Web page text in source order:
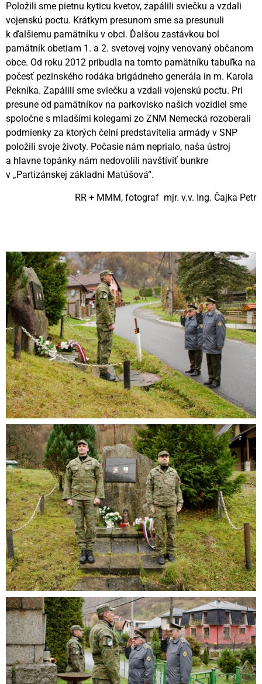
Položili sme pietnu kyticu kvetov, zapálili sviečku a vzdali
vojenskú poctu. Krátkym presunom sme sa presunuli
k ďalšiemu pamätníku v obci. Ďalšou zastávkou bol
pamätník obetiam 1. a 2. svetovej vojny venovaný občanom
obce. Od roku 2012 pribudla na tomto pamätníku tabuľka na
počesť pezinského rodáka brigádneho generála in m. Karola
Pekníka. Zapálili sme sviečku a vzdali vojenskú poctu. Pri
presune od pamätníkov na parkovisko našich vozidiel sme
spoločne s mladšími kolegami zo ZNM Nemecká rozoberali
podmienky za ktorých čelní predstavitelia armády v SNP
položili svoje životy. Počasie nám neprialo, naša ústroj
a hlavne topánky nám nedovolili navštíviť bunkre
v „Partizánskej základni Matúšová“.
RR + MMM, fotograf mjr. v.v. Ing. Čajka Petr